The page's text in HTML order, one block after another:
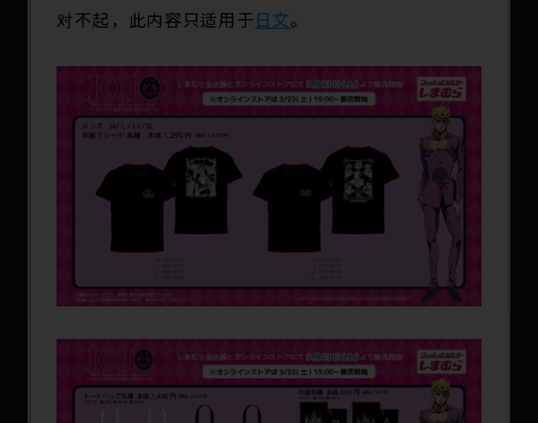
对不起，此内容只适用于日文。